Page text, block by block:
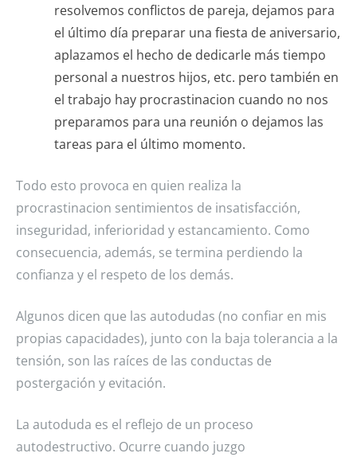
resolvemos conflictos de pareja, dejamos para
el último día preparar una fiesta de aniversario,
aplazamos el hecho de dedicarle más tiempo
personal a nuestros hijos, etc. pero también en
el trabajo hay procrastinacion cuando no nos
preparamos para una reunión o dejamos las
tareas para el último momento.
Todo esto provoca en quien realiza la
procrastinacion sentimientos de insatisfacción,
inseguridad, inferioridad y estancamiento. Como
consecuencia, además, se termina perdiendo la
confianza y el respeto de los demás.
Algunos dicen que las autodudas (no confiar en mis
propias capacidades), junto con la baja tolerancia a la
tensión, son las raíces de las conductas de
postergación y evitación.
La autoduda es el reflejo de un proceso
autodestructivo. Ocurre cuando juzgo